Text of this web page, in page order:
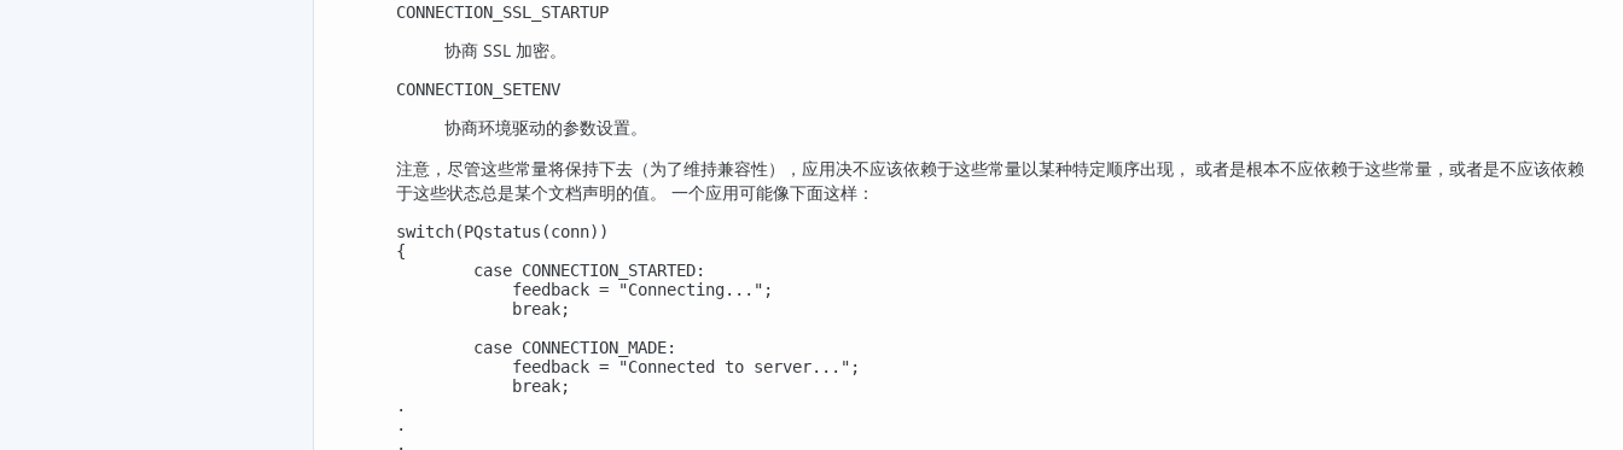
CONNECTION_SSL_STARTUP
协商 SSL 加密。
CONNECTION_SETENV
协商环境驱动的参数设置。
注意，尽管这些常量将保持下去（为了维持兼容性），应用决不应该依赖于这些常量以某种特定顺序出现， 或者是根本不应依赖于这些常量，或者是不应该依赖
于这些状态总是某个文档声明的值。 一个应用可能像下面这样：
switch(PQstatus(conn))
{
        case CONNECTION_STARTED:
            feedback = "Connecting...";
            break;
        case CONNECTION_MADE:
            feedback = "Connected to server...";
            break;
.
.
.